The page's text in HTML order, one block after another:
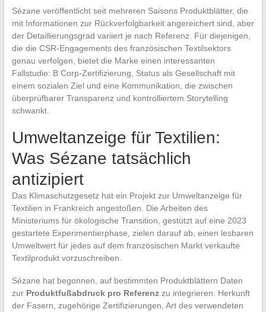
Sézane veröffentlicht seit mehreren Saisons Produktblätter, die
mit Informationen zur Rückverfolgbarkeit angereichert sind, aber
der Detaillierungsgrad variiert je nach Referenz. Für diejenigen,
die die CSR-Engagements des französischen Textilsektors
genau verfolgen, bietet die Marke einen interessanten
Fallstudie: B Corp-Zertifizierung, Status als Gesellschaft mit
einem sozialen Ziel und eine Kommunikation, die zwischen
überprüfbarer Transparenz und kontrolliertem Storytelling
schwankt.
Umweltanzeige für Textilien:
Was Sézane tatsächlich
antizipiert
Das Klimaschutzgesetz hat ein Projekt zur Umweltanzeige für
Textilien in Frankreich angestoßen. Die Arbeiten des
Ministeriums für ökologische Transition, gestützt auf eine 2023
gestartete Experimentierphase, zielen darauf ab, einen lesbaren
Umweltwert für jedes auf dem französischen Markt verkaufte
Textilprodukt vorzuschreiben.
Sézane hat begonnen, auf bestimmten Produktblättern Daten
zur Produktfußabdruck pro Referenzzu integrieren: Herkunft
der Fasern, zugehörige Zertifizierungen, Art des verwendeten